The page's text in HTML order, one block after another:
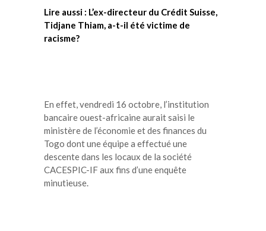
Lire aussi : L’ex-directeur du Crédit Suisse,
Tidjane Thiam, a-t-il été victime de
racisme?
En effet, vendredi 16 octobre, l’institution
bancaire ouest-africaine aurait saisi le
ministère de l’économie et des finances du
Togo dont une équipe a effectué une
descente dans les locaux de la société
CACESPIC-IF aux fins d’une enquête
minutieuse.